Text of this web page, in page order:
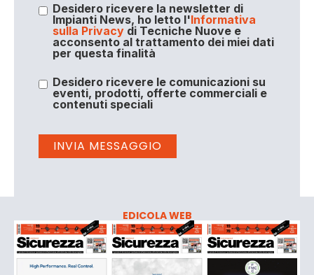
Desidero ricevere la newsletter di
Impianti News, ho letto l'Informativa
sulla Privacydi Tecniche Nuove e
acconsento al trattamento dei miei dati
per questa finalità
Desidero ricevere le comunicazioni su
eventi, prodotti, offerte commerciali e
contenuti speciali
EDICOLA WEB